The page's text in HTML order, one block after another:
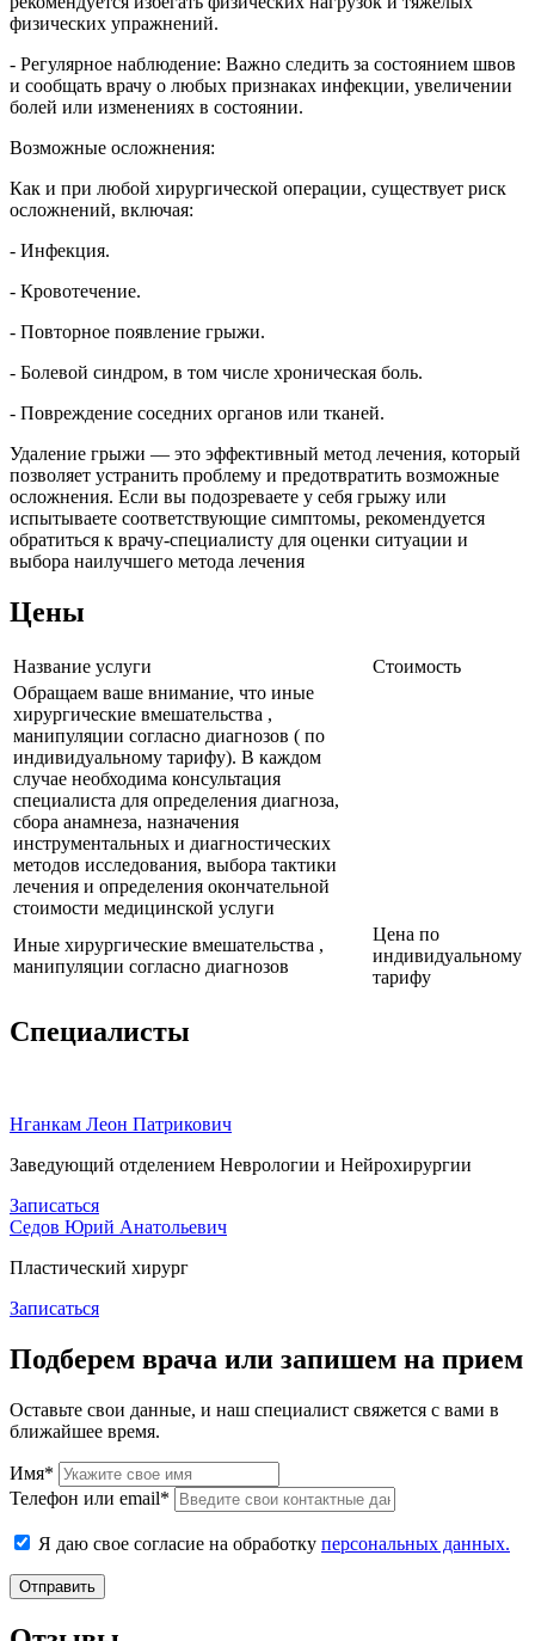
физических упражнений.
- Регулярное наблюдение: Важно следить за состоянием швов
и сообщать врачу о любых признаках инфекции, увеличении
болей или изменениях в состоянии.
Возможные осложнения:
Как и при любой хирургической операции, существует риск
осложнений, включая:
- Инфекция.
- Кровотечение.
- Повторное появление грыжи.
- Болевой синдром, в том числе хроническая боль.
- Повреждение соседних органов или тканей.
Удаление грыжи — это эффективный метод лечения, который
позволяет устранить проблему и предотвратить возможные
осложнения. Если вы подозреваете у себя грыжу или
испытываете соответствующие симптомы, рекомендуется
обратиться к врачу-специалисту для оценки ситуации и
выбора наилучшего метода лечения
Цены
Название услуги
Стоимость
Обращаем ваше внимание, что иные
хирургические вмешательства ,
манипуляции согласно диагнозов ( по
индивидуальному тарифу). В каждом
случае необходима консультация
специалиста для определения диагноза,
сбора анамнеза, назначения
инструментальных и диагностических
методов исследования, выбора тактики
лечения и определения окончательной
стоимости медицинской услуги
Иные хирургические вмешательства ,
манипуляции согласно диагнозов
Цена по
индивидуальному
тарифу
Специалисты
Нганкам Леон Патрикович
Заведующий отделением Неврологии и Нейрохирургии
Записаться
Седов Юрий Анатольевич
Пластический хирург
Записаться
Подберем врача или запишем на прием
Оставьте свои данные, и наш специалист свяжется с вами в
ближайшее время.
Имя*
Телефон или email*
Я даю свое согласие на обработку персональных данных.
Отправить